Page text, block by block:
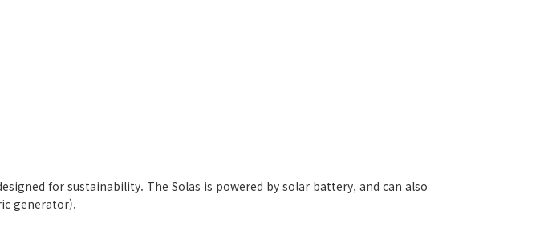
for sustainability. The Solas is powered by solar battery, and can also
generator).